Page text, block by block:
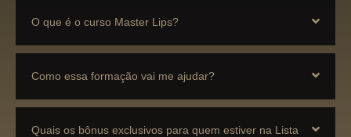
O que é o curso Master Lips?
Como essa formação vai me ajudar?
Quais os bônus exclusivos para quem estiver na Lista